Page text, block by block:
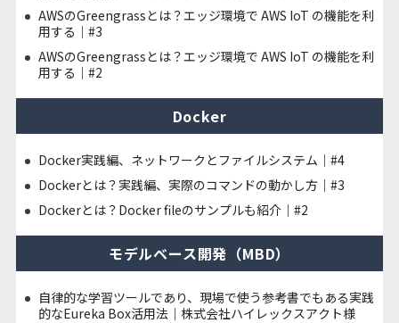
AWSのGreengrassとは？エッジ環境で AWS IoT の機能を利
用する｜#3
AWSのGreengrassとは？エッジ環境で AWS IoT の機能を利
用する｜#2
Docker
Docker実践編、ネットワークとファイルシステム｜#4
Dockerとは？実践編、実際のコマンドの動かし方｜#3
Dockerとは？Docker fileのサンプルも紹介｜#2
モデルベース開発（MBD）
自律的な学習ツールであり、現場で使う参考書でもある実践
的なEureka Box活用法｜株式会社ハイレックスアクト様